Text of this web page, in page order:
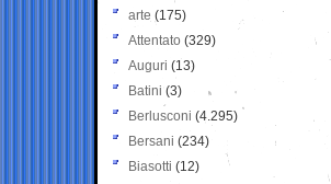
arte (175)
Attentato (329)
Auguri (13)
Batini (3)
Berlusconi (4.295)
Bersani (234)
Biasotti (12)